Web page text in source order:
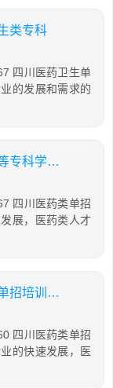
类专科
四川医药卫生单
的发展和需求的
四川医药类单招培训学校，四川医药高等专科学校单招官网
四川医药类单招
展，医药类人才
四川医药类单招培训机构，四川医药类单招培训机构推荐
四川医药类单招
的快速发展，医